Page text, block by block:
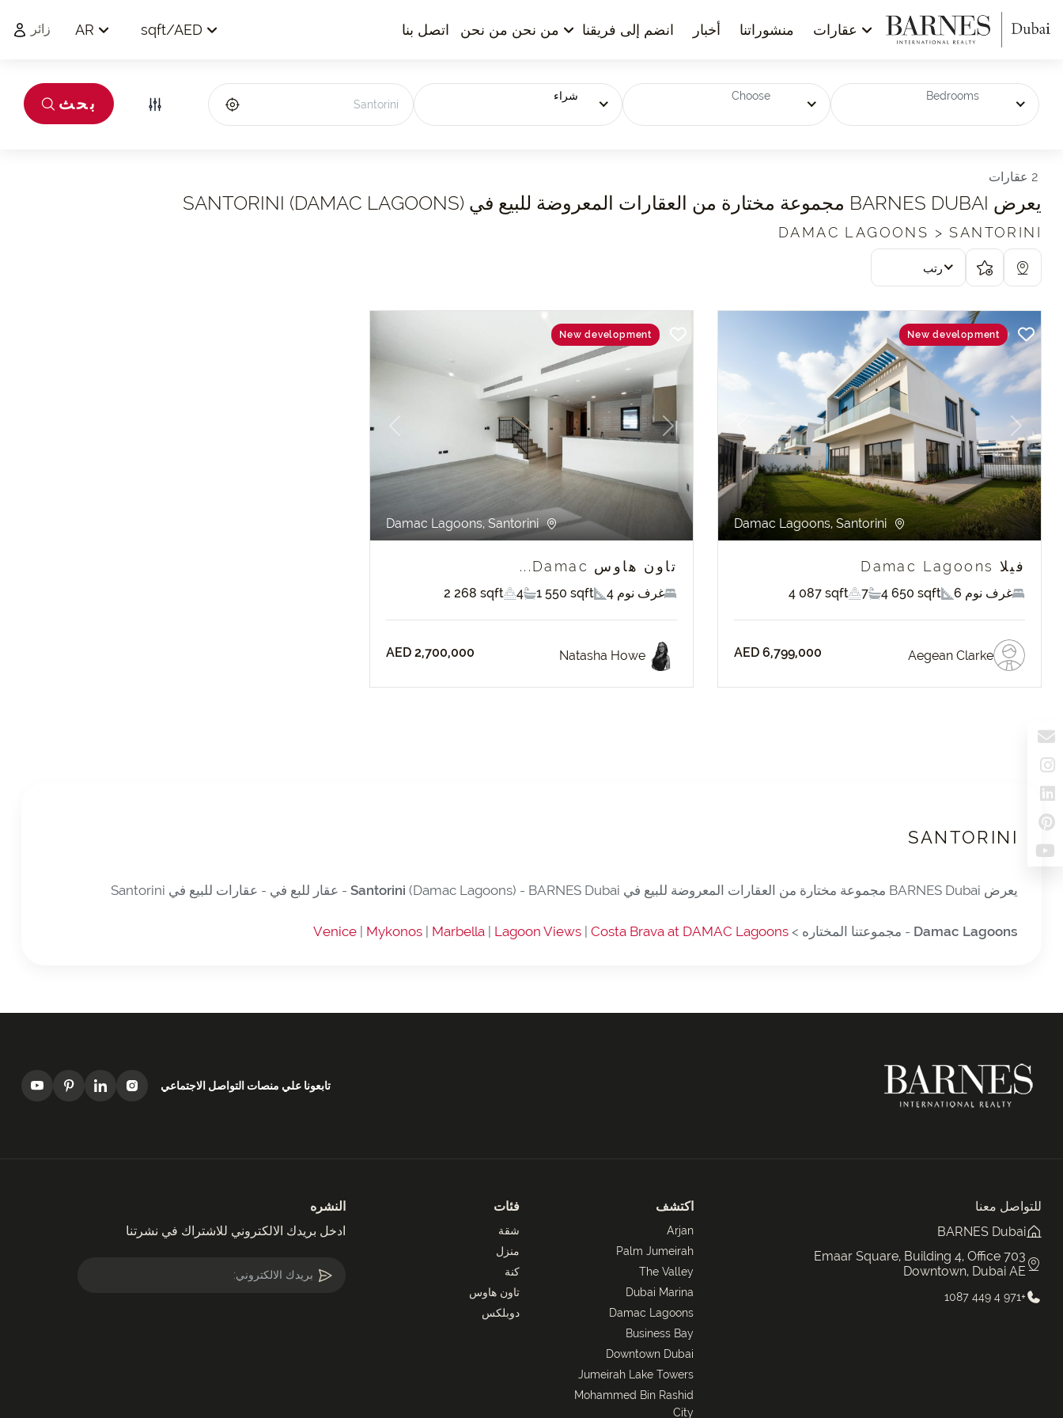
عقارات منشوراتنا أخبار انضم إلى فريقنا من نحن من نحن اتصل بنا زائر AR sqft/AED
Bedrooms
Choose شراء بحث
2 عقارات
يعرض BARNES DUBAI مجموعة مختارة من العقارات المعروضة للبيع في SANTORINI (DAMAC LAGOONS)
DAMAC LAGOONS > SANTORINI
رتب
Previous Next
New development
فيلا Damac Lagoons
6 غرف نوم 4 650 sqft
7
4 087 sqft
Aegean Clarke
AED 6,799,000
Previous Next
New development
Damac Lagoons, Santorini
تاون هاوس Damac...
4 غرف نوم 1 550 sqft
4
2 268 sqft
Natasha Howe
AED 2,700,000
SANTORINI
يعرض BARNES Dubai مجموعة مختارة من العقارات المعروضة للبيع في Santorini (Damac Lagoons) - BARNES Dubai - عقار للبع في - عقارات للبيع في Santorini
Damac Lagoons - مجموعتنا المختاره > Costa Brava at DAMAC Lagoons
Lagoon Views
Marbella
Mykonos
Venice
تابعونا علي منصات التواصل الاجتماعي
للتواصل معنا
BARNES Dubai
Emaar Square, Building 4, Office 703
Downtown, Dubai AE
+971 4 449 1087
اكتشف
Arjan
Palm Jumeirah
The Valley
Dubai Marina
Damac Lagoons
Business Bay
Downtown Dubai
Jumeirah Lake Towers
Mohammed Bin Rashid
City
فئات
شقة
منزل
كنة
تاون هاوس
دوبلكس
النشره
ادخل بريدك الالكتروني للاشتراك في نشرتنا